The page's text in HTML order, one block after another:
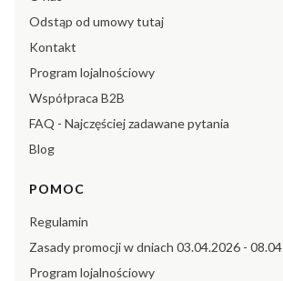
Odstąp od umowy tutaj
Kontakt
Program lojalnościowy
Współpraca B2B
FAQ - Najczęściej zadawane pytania
Blog
POMOC
Regulamin
Zasady promocji w dniach 03.04.2026 -
Program lojalnościowy